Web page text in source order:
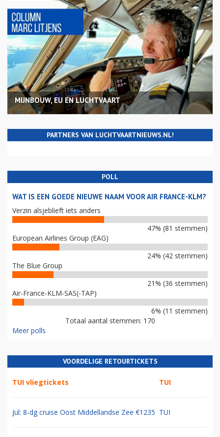
MIJNBOUW, EU EN LUCHTVAART
PARTNERS VAN LUCHTVAARTNIEUWS.NL!
POLL
WAT IS EEN GOEDE NIEUWE NAAM VOOR AIR FRANCE-KLM?
Verzin alsjeblieft iets anders
47% (81 stemmen)
European Airlines Group (EAG)
24% (42 stemmen)
The Blue Group
21% (36 stemmen)
Air-France-KLM-SAS(-TAP)
6% (11 stemmen)
Totaal aantal stemmen: 170
Meer polls
VOORDELIGE RETOURTICKETS
TUI vliegtickets TUI
Jul: 8-dg cruise Oost Middellandse Zee €1235 TUI